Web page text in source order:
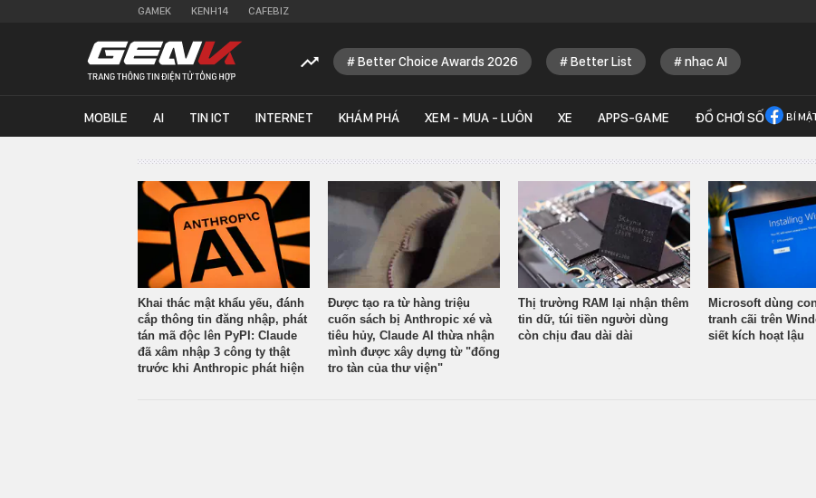
GAMEK KENH14 CAFEBIZ
Better Choice Awards 2026 Better List nhạc AI
MOBILE AI TIN ICT INTERNET KHÁM PHÁ XEM - MUA - LUÔN XE APPS-GAME ĐỒ CHƠI SỐ BÍ
Khai thác mật khẩu yếu, đánh
cắp thông tin đăng nhập, phát
tán mã độc lên PyPI: Claude
đã xâm nhập 3 công ty thật
trước khi Anthropic phát hiện
Được tạo ra từ hàng triệu
cuốn sách bị Anthropic xé và
tiêu hủy, Claude AI thừa nhận
mình được xây dựng từ "đống
tro tàn của thư viện"
Thị trường RAM lại nhận thêm
tin dữ, túi tiền người dùng
còn chịu đau dài dài
Microsoft dùng
tranh cãi trên
siết kích hoạt lậu